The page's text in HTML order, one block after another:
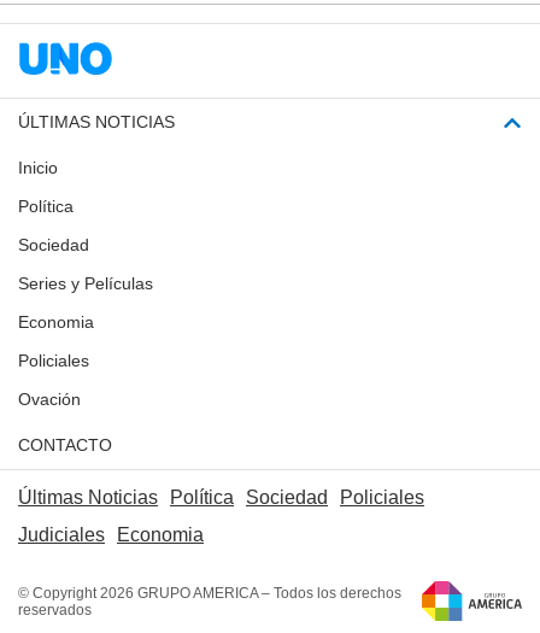
ÚLTIMAS NOTICIAS
Inicio
Política
Sociedad
Series y Películas
Economia
Policiales
Ovación
CONTACTO
Últimas Noticias Política Sociedad
Policiales
Judiciales
Economia
© Copyright 2026 GRUPO AMERICA – Todos los derechos
reservados